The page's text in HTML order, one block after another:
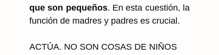
que son pequeños. En esta cuestión, la
función de madres y padres es crucial.
ACTÚA. NO SON COSAS DE NIÑOS